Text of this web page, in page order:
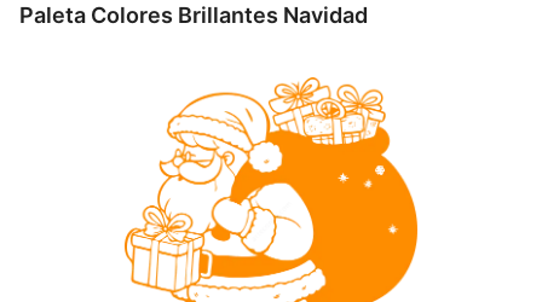
Paleta Colores Brillantes Navidad